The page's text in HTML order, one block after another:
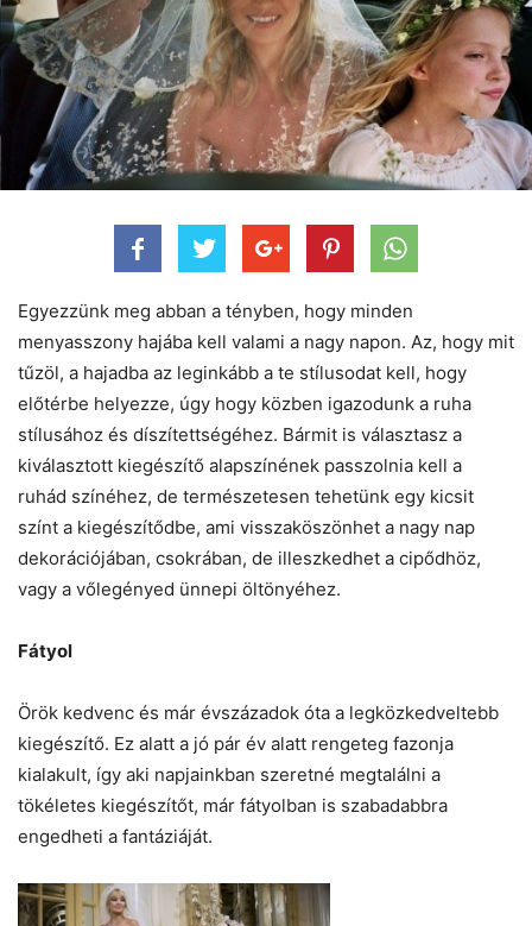
Egyezzünk meg abban a tényben, hogy minden
menyasszony hajába kell valami a nagy napon. Az, hogy mit
tűzöl, a hajadba az leginkább a te stílusodat kell, hogy
előtérbe helyezze, úgy hogy közben igazodunk a ruha
stílusához és díszítettségéhez. Bármit is választasz a
kiválasztott kiegészítő alapszínének passzolnia kell a
ruhád színéhez, de természetesen tehetünk egy kicsit
színt a kiegészítődbe, ami visszaköszönhet a nagy nap
dekorációjában, csokrában, de illeszkedhet a cipődhöz,
vagy a vőlegényed ünnepi öltönyéhez.
Fátyol
Örök kedvenc és már évszázadok óta a legközkedveltebb
kiegészítő. Ez alatt a jó pár év alatt rengeteg fazonja
kialakult, így aki napjainkban szeretné megtalálni a
tökéletes kiegészítőt, már fátyolban is szabadabbra
engedheti a fantáziáját.